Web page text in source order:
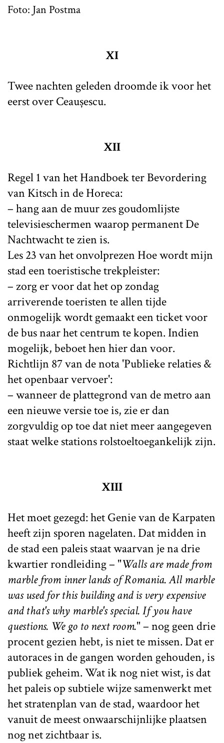
Foto: Jan Postma
XI
Twee nachten geleden droomde ik voor het
eerst over Ceaușescu.
XII
Regel 1 van het Handboek ter Bevordering
van Kitsch in de Horeca:
– hang aan de muur zes goudomlijste
televisieschermen waarop permanent De
Nachtwacht te zien is.
Les 23 van het onvolprezen Hoe wordt mijn
stad een toeristische trekpleister:
– zorg er voor dat het op zondag
arriverende toeristen te allen tijde
onmogelijk wordt gemaakt een ticket voor
de bus naar het centrum te kopen. Indien
mogelijk, beboet hen hier dan voor.
Richtlijn 87 van de nota 'Publieke relaties &
het openbaar vervoer':
– wanneer de plattegrond van de metro aan
een nieuwe versie toe is, zie er dan
zorgvuldig op toe dat niet meer aangegeven
staat welke stations rolstoeltoegankelijk zijn.
XIII
Het moet gezegd: het Genie van de Karpaten
heeft zijn sporen nagelaten. Dat midden in
de stad een paleis staat waarvan je na drie
kwartier rondleiding – "Walls are made from
marble from inner lands of Romania. All marble
was used for this building and is very expensive
and that's why marble's special. If you have
questions. We go to next room." – nog geen drie
procent gezien hebt, is niet te missen. Dat er
autoraces in de gangen worden gehouden, is
publiek geheim. Wat ik nog niet wist, is dat
het paleis op subtiele wijze samenwerkt met
het stratenplan van de stad, waardoor het
vanuit de meest onwaarschijnlijke plaatsen
nog net zichtbaar is.